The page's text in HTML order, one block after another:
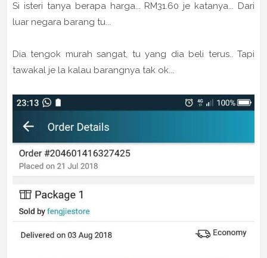
Si isteri tanya berapa harga... RM31.60 je katanya... Dari
luar negara barang tu...
Dia tengok murah sangat, tu yang dia beli terus.. Tapi
tawakal je la kalau barangnya tak ok...